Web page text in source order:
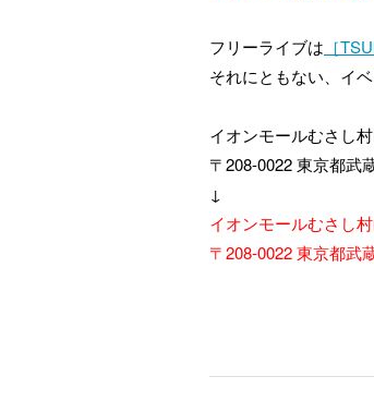
フリーライブは ［
それにともない、イ
イオンモールむさし
〒208-0022 東京都武
↓
イオンモールむさし
〒208-0022 東京都武